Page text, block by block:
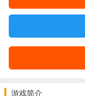
游戏简介